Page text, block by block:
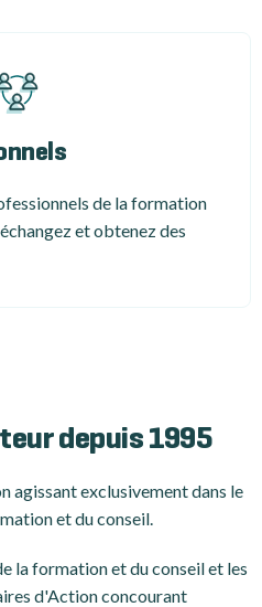
de la formation
et obtenez des
depuis 1995
agissant exclusivement dans le
et du conseil.
la formation et du conseil et les
d'Action concourant